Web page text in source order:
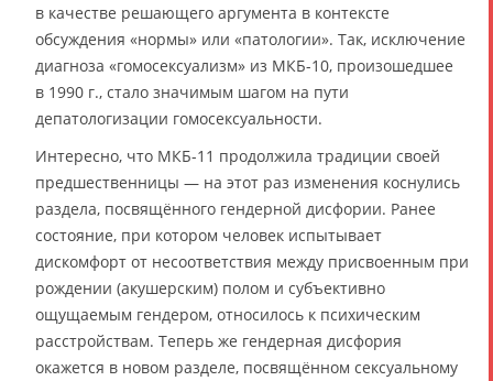
в качестве решающего аргумента в контексте
обсуждения «нормы» или «патологии». Так, исключение
диагноза «гомосексуализм» из МКБ-10, произошедшее
в 1990 г., стало значимым шагом на пути
депатологизации гомосексуальности.
Интересно, что МКБ-11 продолжила традиции своей
предшественницы — на этот раз изменения коснулись
раздела, посвящённого гендерной дисфории. Ранее
состояние, при котором человек испытывает
дискомфорт от несоответствия между присвоенным при
рождении (акушерским) полом и субъективно
ощущаемым гендером, относилось к психическим
расстройствам. Теперь же гендерная дисфория
окажется в новом разделе, посвящённом сексуальному